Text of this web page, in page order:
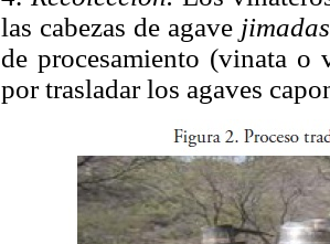
las cabezas de agave jimadas
de procesamiento (vinata o
por trasladar los agaves